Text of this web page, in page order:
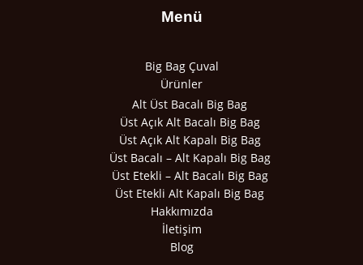
Menü
Big Bag Çuval
Ürünler
Alt Üst Bacalı Big Bag
Üst Açık Alt Bacalı Big Bag
Üst Açık Alt Kapalı Big Bag
Üst Bacalı – Alt Kapalı Big Bag
Üst Etekli – Alt Bacalı Big Bag
Üst Etekli Alt Kapalı Big Bag
Hakkımızda
İletişim
Blog